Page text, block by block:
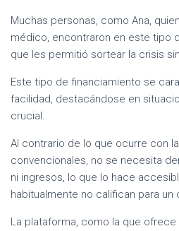
Muchas personas, como Ana,
médico, encontraron en este tipo
que les permitió sortear la crisis
Este tipo de financiamiento se
facilidad, destacándose en
crucial.
Al contrario de lo que ocurre con
convencionales, no se necesita
ni ingresos, lo que lo hace
habitualmente no califican para un
La plataforma, como la que ofrece